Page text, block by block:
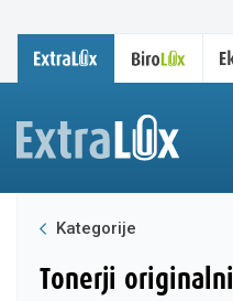
Kategorije
tonerji originalni